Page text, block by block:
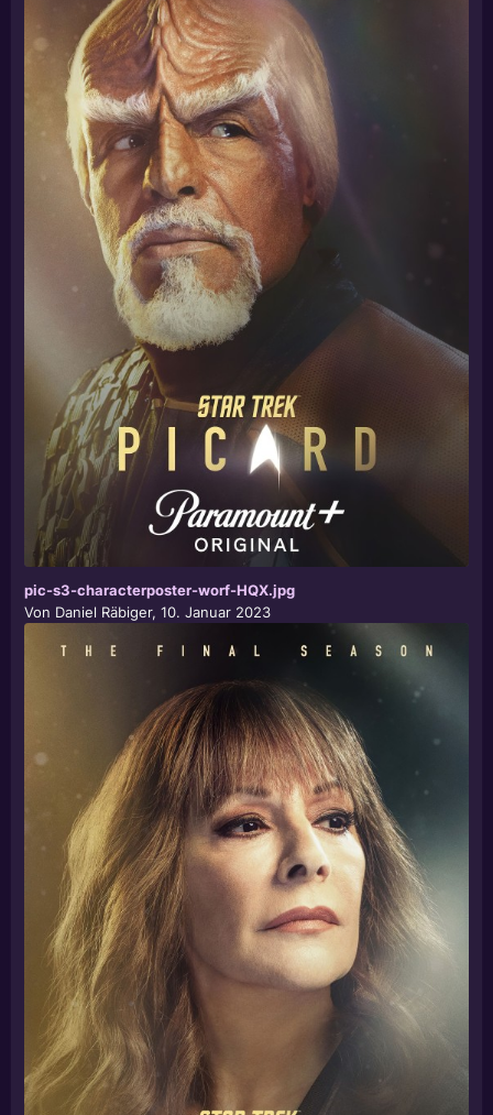
pic-s3-characterposter-worf-HQX.jpg
Von Daniel Räbiger, 10. Januar 2023